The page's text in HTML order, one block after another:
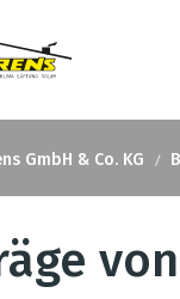
GmbH & Co. KG